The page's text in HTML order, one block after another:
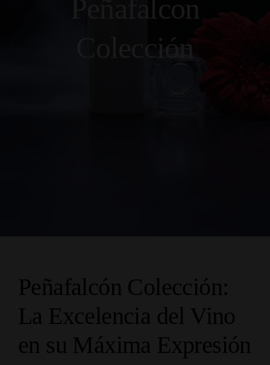
Peñafalcon
Colección
Peñafalcón Colección:
La Excelencia del Vino
en su Máxima Expresión